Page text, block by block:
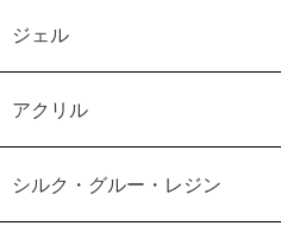
ジェル
アクリル
シルク・グルー・レジン